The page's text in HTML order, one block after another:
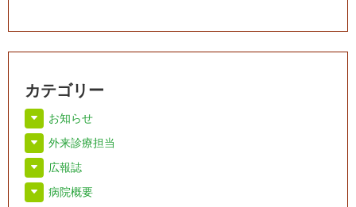
カテゴリー
お知らせ
外来診療担当
広報誌
病院概要